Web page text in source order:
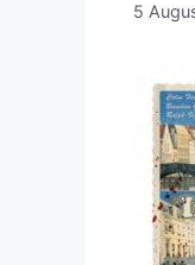
5